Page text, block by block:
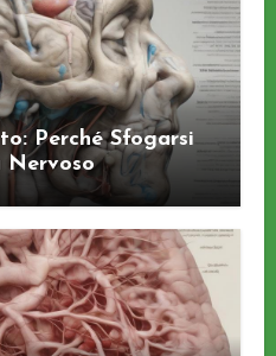
Perché Sfogarsi
Nervoso